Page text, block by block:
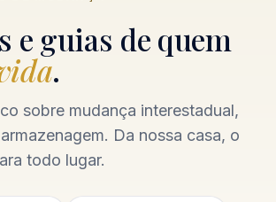
e guias de quem
.
sobre mudança interestadual,
Da nossa casa, o
todo lugar.